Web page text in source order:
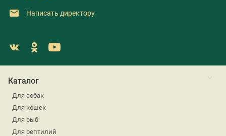
Написать директору
Каталог
Для собак
Для кошек
Для рыб
Для рептилий